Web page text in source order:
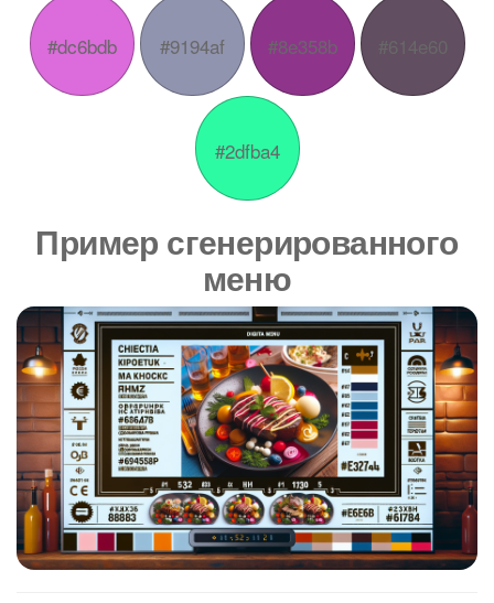
#dc6bdb #9194af #8e358b #614e60
#2dfba4
Пример сгенерированного
меню